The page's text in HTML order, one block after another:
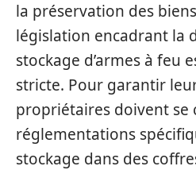
la préservation des
législation encadrant la
stockage d’armes à feu
stricte. Pour garantir
propriétaires doivent se
réglementations
stockage dans des